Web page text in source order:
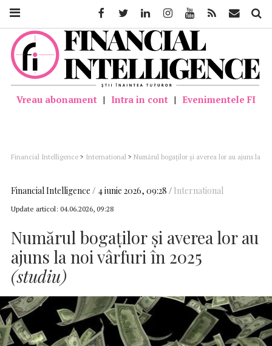
Vreau abonament | Intra in cont | Evenimentele FI
Financial Intelligence > International > Numărul bogaţilor şi averea lor au ajuns la
Financial Intelligence 4 iunie 2026, 09:28 International
Update articol: 04.06.2026, 09:28
Numărul bogaţilor şi averea lor au
ajuns la noi vârfuri în 2025
(studiu)
FacebookTwitter LinkedinInstagramYoutube Feed Mail